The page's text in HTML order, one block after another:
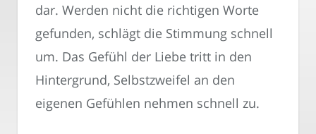
dar. Werden nicht die richtigen Worte
gefunden, schlägt die Stimmung schnell
um. Das Gefühl der Liebe tritt in den
Hintergrund, Selbstzweifel an den
eigenen Gefühlen nehmen schnell zu.